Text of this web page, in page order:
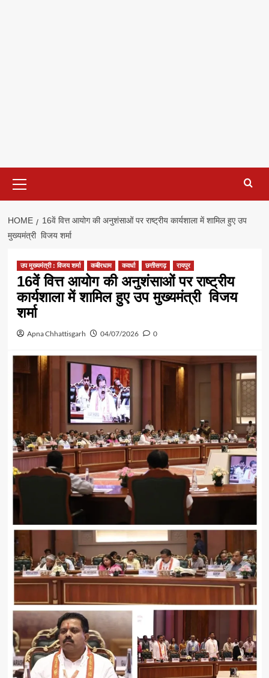
Menu
HOME
16वें वित्त आयोग की अनुशंसाओं पर राष्ट्रीय कार्यशाला में शामिल हुए उप
मुख्यमंत्री विजय शर्मा
उप मुख्यमंत्री : विजय शर्मा कबीरधाम कवर्धा छत्तीसगढ़ रायपुर
16वें वित्त आयोग की अनुशंसाओं पर राष्ट्रीय
कार्यशाला में शामिल हुए उप मुख्यमंत्री विजय
शर्मा
Apna Chhattisgarh 04/07/2026 0